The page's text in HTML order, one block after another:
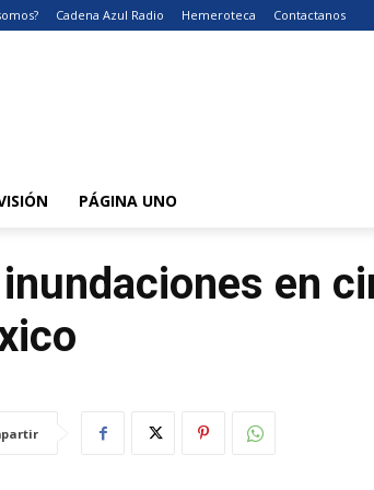
Cadena Azul Radio Hemeroteca Contactanos
PÁGINA UNO
en